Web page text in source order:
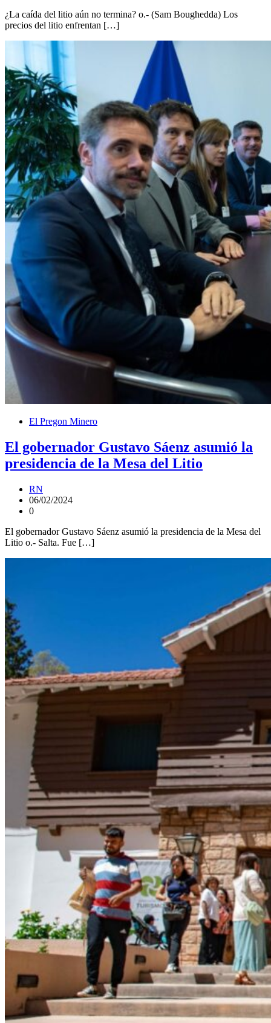
¿La caída del litio aún no termina? o.- (Sam Boughedda) Los
precios del litio enfrentan […]
El Pregon Minero
El gobernador Gustavo Sáenz asumió la
presidencia de la Mesa del Litio
RN
06/02/2024
0
El gobernador Gustavo Sáenz asumió la presidencia de la Mesa del
Litio o.- Salta. Fue […]